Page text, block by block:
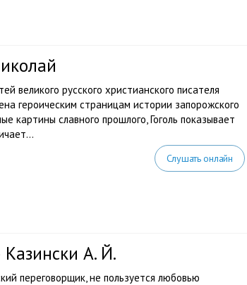
великого русского христианского писателя
героическим страницам истории запорожского
картины славного прошлого, Гоголь показывает
Слушать онлайн
А. Й.
переговорщик, не пользуется любовью